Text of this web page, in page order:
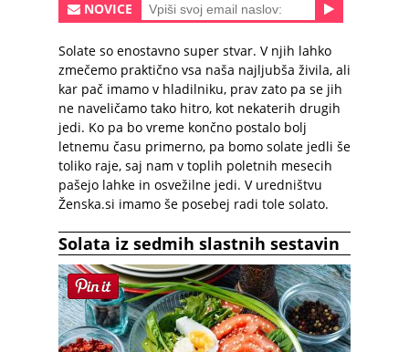
NOVICE
Solate so enostavno super stvar. V njih lahko
zmečemo praktično vsa naša najljubša živila, ali
kar pač imamo v hladilniku, prav zato pa se jih
ne naveličamo tako hitro, kot nekaterih drugih
jedi. Ko pa bo vreme končno postalo bolj
letnemu času primerno, pa bomo solate jedli še
toliko raje, saj nam v toplih poletnih mesecih
pašejo lahke in osvežilne jedi. V uredništvu
Ženska.si imamo še posebej radi tole solato.
Solata iz sedmih slastnih sestavin